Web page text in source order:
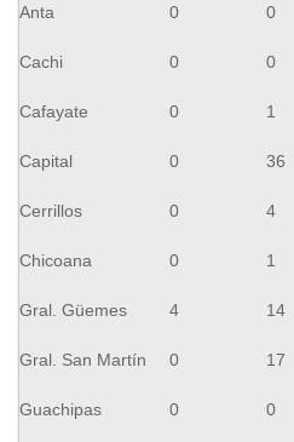
Anta 0 0
Cachi 0 0
Cafayate 0 1
Capital 0 36
Cerrillos 0 4
Chicoana 0 1
Gral. Güemes 4 14
Gral. San Martín 0 17
Guachipas 0 0